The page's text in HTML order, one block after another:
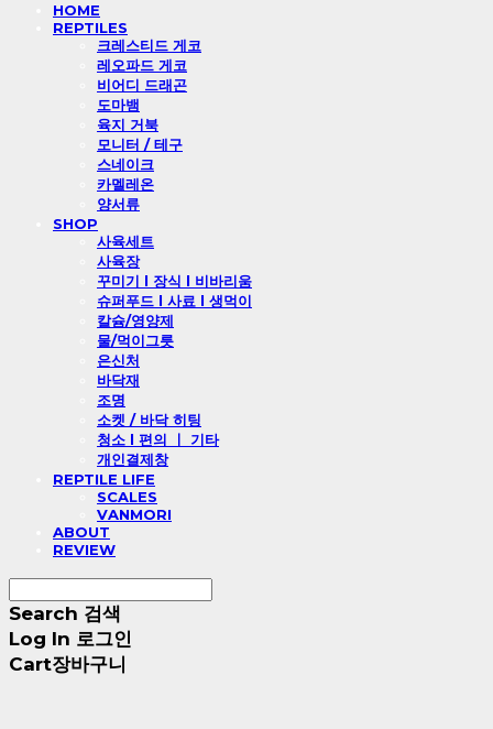
HOME
REPTILES
크레스티드 게코
레오파드 게코
비어디 드래곤
도마뱀
육지 거북
모니터 / 테구
스네이크
카멜레온
양서류
SHOP
사육세트
사육장
꾸미기 l 장식 l 비바리움
슈퍼푸드 l 사료 l 생먹이
칼슘/영양제
물/먹이그릇
은신처
바닥재
조명
소켓 / 바닥 히팅
청소 l 편의 ㅣ 기타
개인결제창
REPTILE LIFE
SCALES
VANMORI
ABOUT
REVIEW
Search 검색
Log In 로그인
Cart장바구니